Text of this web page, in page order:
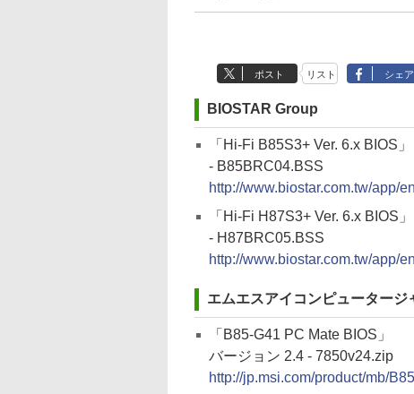
ポスト リスト シェア
BIOSTAR Group
「Hi-Fi B85S3+ Ver. 6.x BIOS」
- B85BRC04.BSS
http://www.biostar.com.tw/app/
「Hi-Fi H87S3+ Ver. 6.x BIOS」
- H87BRC05.BSS
http://www.biostar.com.tw/app/
エムエスアイコンピュータージ
「B85-G41 PC Mate BIOS」
バージョン 2.4 - 7850v24.zip
http://jp.msi.com/product/mb/